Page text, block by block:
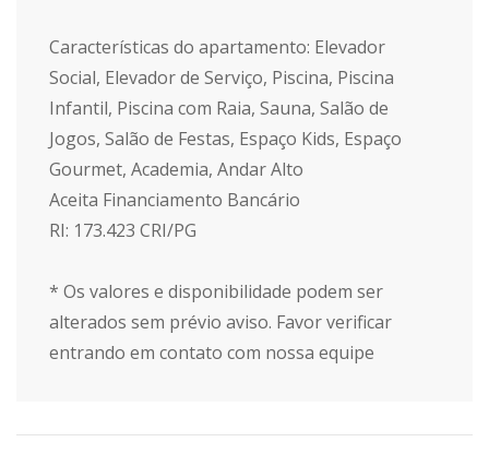
Características do apartamento: Elevador
Social, Elevador de Serviço, Piscina, Piscina
Infantil, Piscina com Raia, Sauna, Salão de
Jogos, Salão de Festas, Espaço Kids, Espaço
Gourmet, Academia, Andar Alto
Aceita Financiamento Bancário
RI: 173.423 CRI/PG
* Os valores e disponibilidade podem ser
alterados sem prévio aviso. Favor verificar
entrando em contato com nossa equipe